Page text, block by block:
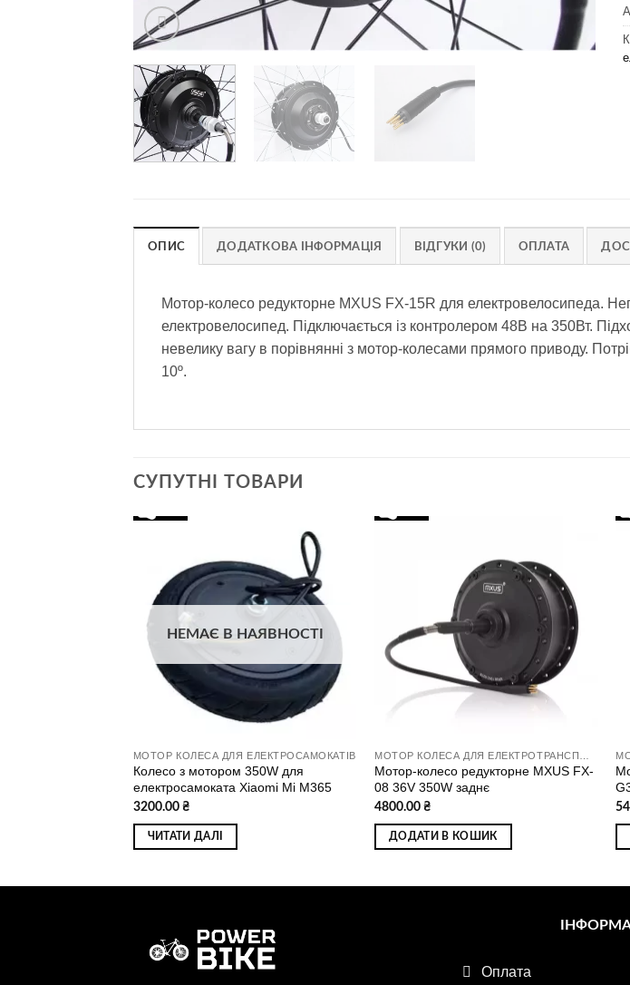
ОПИС ДОДАТКОВА ІНФОРМАЦІЯ ВІДГУКИ (0) ОПЛАТА
Мотор-колесо редукторне MXUS FX-15R для електровелосипеда.
електровелосипед. Підключається із контролером 48В на 350Вт.
невелику вагу в порівнянні з мотор-колесами прямого приводу.
10º.
СУПУТНІ ТОВАРИ
Додати
до
списку
бажань
НЕМАЄ В НАЯВНОСТІ
МОТОР КОЛЕСА ДЛЯ ЕЛЕКТРОСАМОКАТІВ
Колесо з мотором 350W для
електросамоката Xiaomi Mi M365
3200.00 ₴
ЧИТАТИ ДАЛІ
Додати
до
списку
бажань
Мотор-колесо редукторне MXUS FX-
08 36V 350W заднє
4800.00₴
ДОДАТИ В КОШИК
Оплата